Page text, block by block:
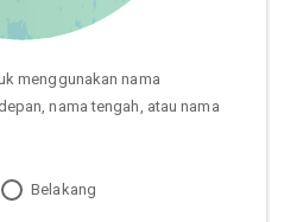
menggunakan nama
nama tengah, atau nama
Belakang